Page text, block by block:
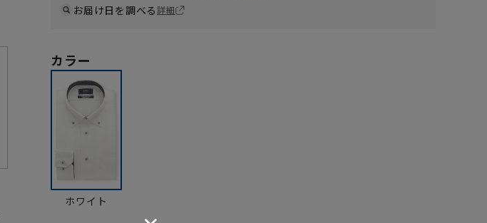
お届け日を調べる詳細
カラー
ホワイト